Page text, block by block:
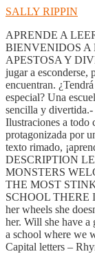
SALLY RIPPIN
APRENDE A
BIENVENIDOS A
APESTOSA Y
jugar a esconderse,
encuentran.
especial? Una
sencilla y divertida.-
Ilustraciones a todo
protagonizada por
texto rimado,
DESCRIPTION
MONSTERS
THE MOST
SCHOOL THERE
her wheels she
her. Will she have a
a school where we
Capital letters –